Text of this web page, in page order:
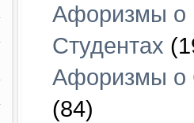
Афоризмы о
Студентах
Афоризмы о
(84)